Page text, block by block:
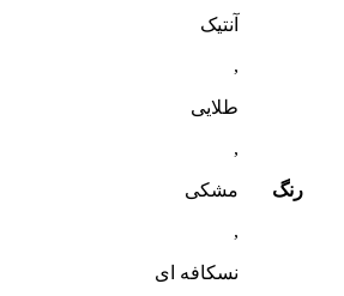
رنگ
آنتیک
,
طلایی
,
مشکی
,
نسکافه ای